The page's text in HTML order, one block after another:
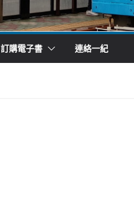
訂購電子書 連絡一紀